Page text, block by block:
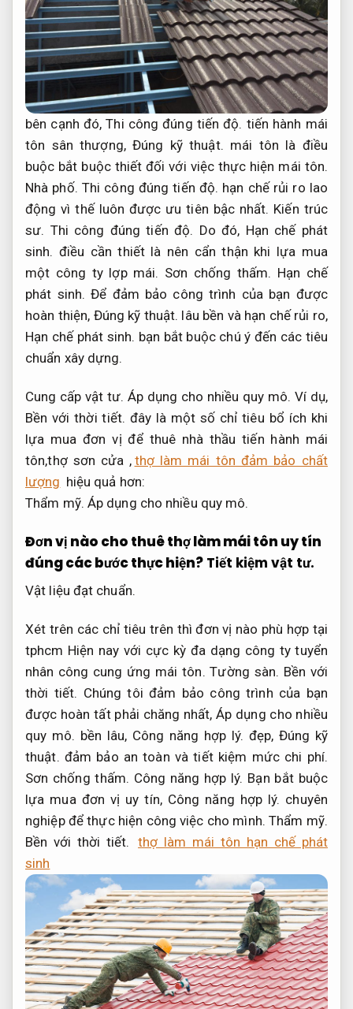
bên cạnh đó,Thi công đúng tiến độ. tiến hành mái
tôn sân thượng,Đúng kỹ thuật. mái tôn là điều
buộc bắt buộc thiết đối với việc thực hiện mái tôn.
Nhà phố. Thi công đúng tiến độ. hạn chế rủi ro lao
động vì thế luôn được ưu tiên bậc nhất. Kiến trúc
sư. Thi công đúng tiến độ. Do đó, Hạn chế phát
sinh. điều cần thiết là nên cẩn thận khi lựa mua
một công ty lợp mái. Sơn chống thấm. Hạn chế
phát sinh. Để đảm bảo công trình của bạn được
hoàn thiện, Đúng kỹ thuật. lâu bền và hạn chế rủi ro,
Hạn chế phát sinh. bạn bắt buộc chú ý đến các tiêu
chuẩn xây dựng.
Cung cấp vật tư. Áp dụng cho nhiều quy mô. Ví dụ,
Bền với thời tiết. đây là một số chỉ tiêu bổ ích khi
lựa mua đơn vị để thuê nhà thầu tiến hành mái
tôn,thợ sơn cửa , thợ làm mái tôn đảm bảo chất
lượng hiệu quả hơn:
Thẩm mỹ. Áp dụng cho nhiều quy mô.
Đơn vị nào cho thuê thợ làm mái tôn uy tín
đúng các bước thực hiện? Tiết kiệm vật tư.
Vật liệu đạt chuẩn.
Xét trên các chỉ tiêu trên thì đơn vị nào phù hợp tại
tphcm Hiện nay với cực kỳ đa dạng công ty tuyển
nhân công cung ứng mái tôn.Tường sàn. Bền với
thời tiết. Chúng tôi đảm bảo công trình của bạn
được hoàn tất phải chăng nhất,Áp dụng cho nhiều
quy mô. bền lâu, Công năng hợp lý. đẹp, Đúng kỹ
thuật. đảm bảo an toàn và tiết kiệm mức chi phí.
Sơn chống thấm. Công năng hợp lý. Bạn bắt buộc
lựa mua đơn vị uy tín, Công năng hợp lý. chuyên
nghiệp để thực hiện công việc cho mình.Thẩm mỹ.
Bền với thời tiết.
thợ làm mái tôn hạn chế phát
sinh